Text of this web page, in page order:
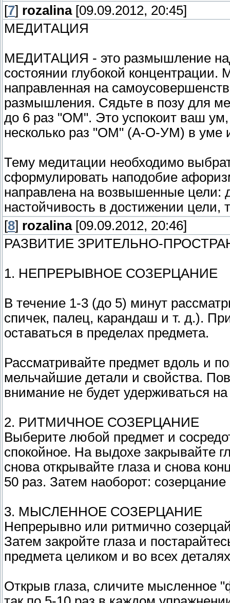
[7] rozalina[09.09.2012, 20:45]
МЕДИТАЦИЯ
МЕДИТАЦИЯ - это размышление
состоянии глубокой концентрации.
направленная на
размышления. Сядьте в позу для
до 6 раз "ОМ". Это успокоит ваш ум,
несколько раз "ОМ" (А-О-УМ) в уме
Тему медитации необходимо
сформулировать наподобие
направлена на возвышенные цели:
настойчивость в достижении цели,
[8] rozalina[09.09.2012, 20:46]
РАЗВИТИЕ ЗРИТЕЛЬНО-
1. НЕПРЕРЫВНОЕ СОЗЕРЦАНИЕ
В течение 1-3 (до 5) минут
спичек, палец, карандаш и т. д.).
оставаться в пределах предмета.
Рассматривайте предмет вдоль и
мельчайшие детали и свойства.
внимание не будет удерживаться
2. РИТМИЧНОЕ СОЗЕРЦАНИЕ
Выберите любой предмет и
спокойное. На выдохе закрывайте
снова открывайте глаза и снова
50 раз. Затем наоборот:
3. МЫСЛЕННОЕ СОЗЕРЦАНИЕ
Непрерывно или ритмично
Затем закройте глаза и
предмета целиком и во всех
Открыв глаза, сличите мысленное